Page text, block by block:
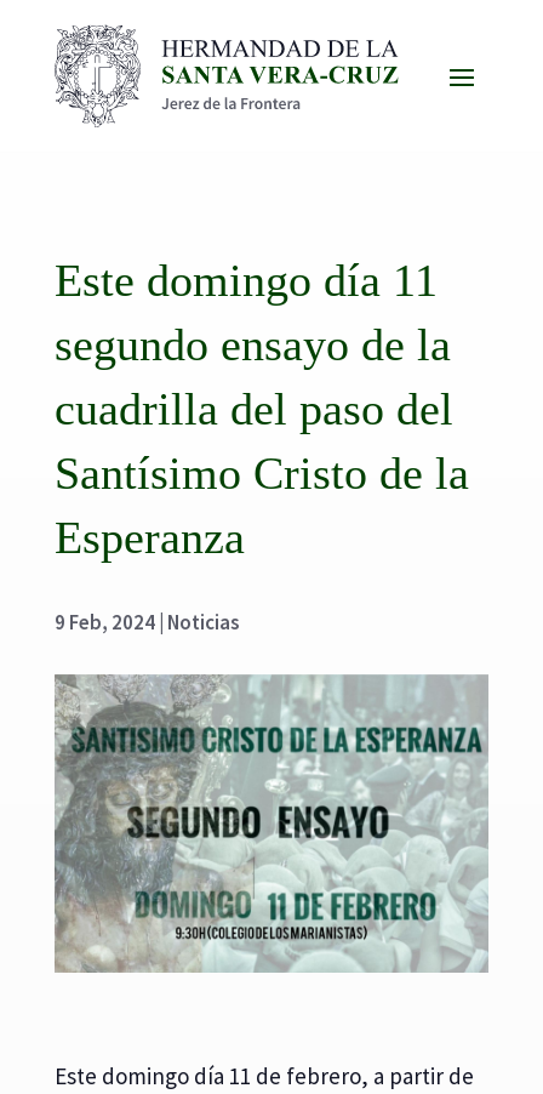
Este domingo día 11
segundo ensayo de la
cuadrilla del paso del
Santísimo Cristo de la
Esperanza
9 Feb, 2024| Noticias
Este domingo día 11 de febrero, a partir de